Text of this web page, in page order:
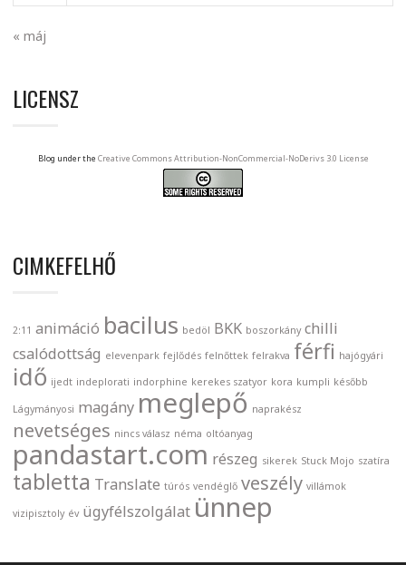
« máj
LICENSZ
Blog under the Creative Commons Attribution-NonCommercial-NoDerivs 3.0 License
CIMKEFELHŐ
2:11 animáció bacilus bedöl BKK boszorkány chilli
csalódottság elevenpark fejlődés felnőttek felrakva férfi hajógyári
idő ijedt indeplorati indorphine kerekes szatyor kora kumpli később
Lágymányosi magány meglepő naprakész
nevetséges nincs válasz néma oltóanyag
pandastart.com részeg sikerek Stuck Mojo szatíra
tabletta Translate túrós vendéglő veszély villámok
vizipisztoly év ügyfélszolgálat ünnep